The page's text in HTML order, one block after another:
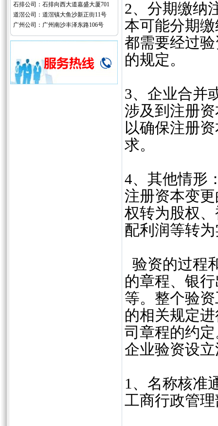
石排公司：石排向西大道嘉盛大厦701
道滘公司：道滘镇大鱼沙新正街11号
广州公司：广州南沙丰泽东路106号
‌2、分期缴纳
本可能分期
都需要经过
的规定。
‌3、企业合并
涉及到注册
以确保注册
求。
‌4、其他情形‌
注册资本变
权转为股权
配利润等转
验资的过程
的章程、银
等。整个验
的相关规定
司章程的约
企业验资设
‌1、名称核准
工商行政管